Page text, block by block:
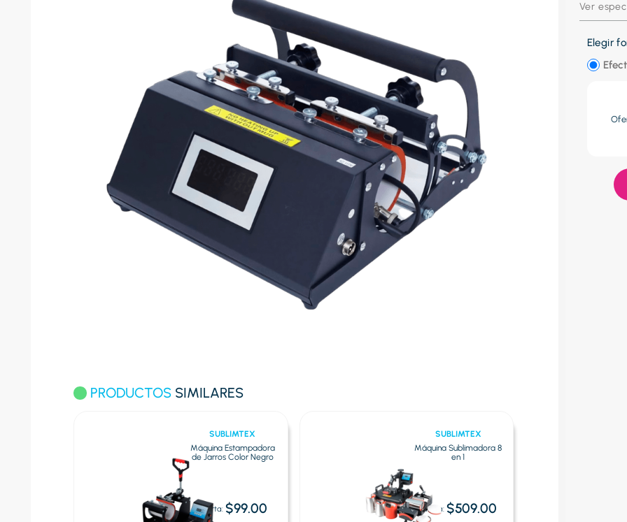
PRODUCTOS SIMILARES
SUBLIMTEX
Máquina Estampadora
de Jarros Color Negro
Oferta: $99.00
SUBLIMTEX
Máquina Sublimadora 8
en 1
Oferta:$509.00
Ver
Elegir
lavadora
england sound pro
7.
refrigeradora
8.
celulares
9
cocina
10. congelador